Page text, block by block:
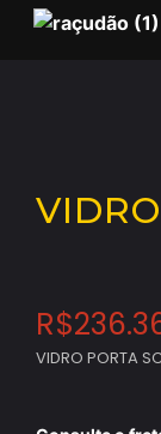
R$
VIDRO PORTA